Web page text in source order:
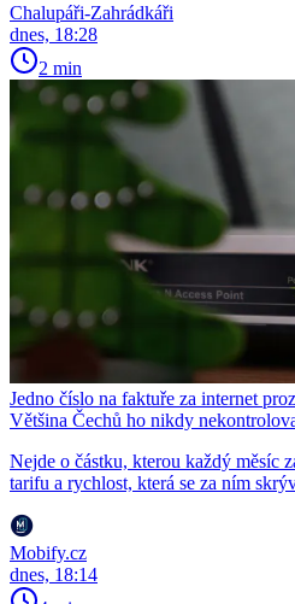
Chalupáři-Zahrádkáři
dnes, 18:28
2 min
Jedno číslo na faktuře za internet
Většina Čechů ho nikdy
Nejde o částku, kterou každý měsíc
tarifu a rychlost, která se za ním
Mobify.cz
dnes, 18:14